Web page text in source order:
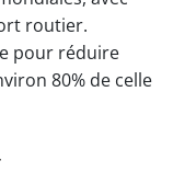
routier.
pour réduire
80% de celle